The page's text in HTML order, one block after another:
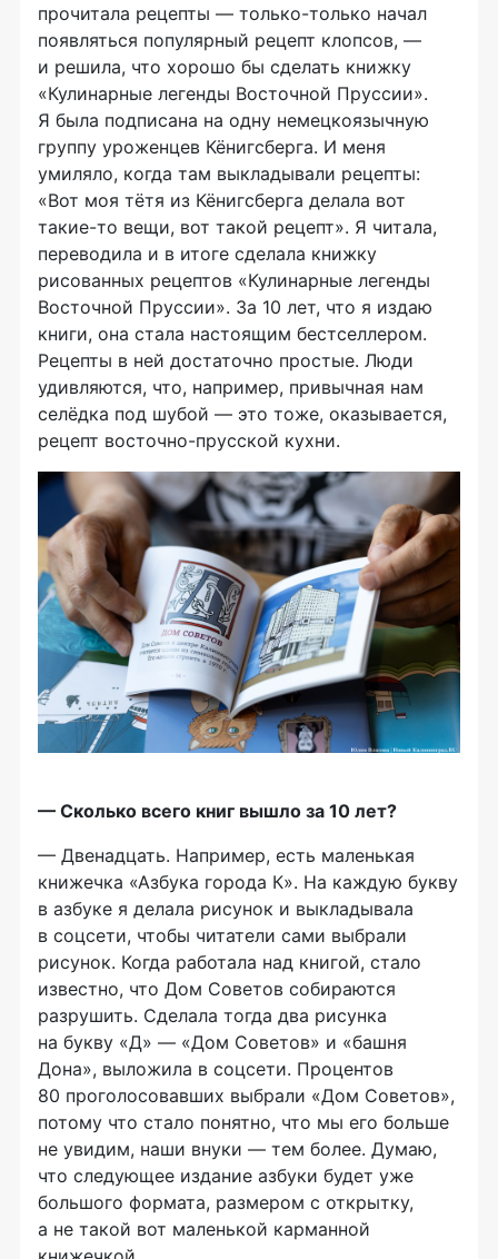
прочитала рецепты — только-только начал
появляться популярный рецепт клопсов, —
и решила, что хорошо бы сделать книжку
«Кулинарные легенды Восточной Пруссии».
Я была подписана на одну немецкоязычную
группу уроженцев Кёнигсберга. И меня
умиляло, когда там выкладывали рецепты:
«Вот моя тётя из Кёнигсберга делала вот
такие-то вещи, вот такой рецепт». Я читала,
переводила и в итоге сделала книжку
рисованных рецептов «Кулинарные легенды
Восточной Пруссии». За 10 лет, что я издаю
книги, она стала настоящим бестселлером.
Рецепты в ней достаточно простые. Люди
удивляются, что, например, привычная нам
селёдка под шубой — это тоже, оказывается,
рецепт восточно-прусской кухни.
— Сколько всего книг вышло за 10 лет?
— Двенадцать. Например, есть маленькая
книжечка «Азбука города К». На каждую букву
в азбуке я делала рисунок и выкладывала
в соцсети, чтобы читатели сами выбрали
рисунок. Когда работала над книгой, стало
известно, что Дом Советов собираются
разрушить. Сделала тогда два рисунка
на букву «Д» — «Дом Советов» и «башня
Дона», выложила в соцсети. Процентов
80 проголосовавших выбрали «Дом Советов»,
потому что стало понятно, что мы его больше
не увидим, наши внуки — тем более. Думаю,
что следующее издание азбуки будет уже
большого формата, размером с открытку,
а не такой вот маленькой карманной